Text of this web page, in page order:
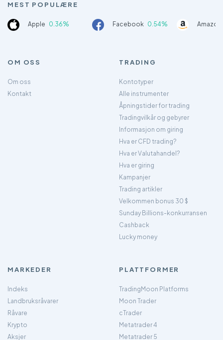
MEST POPULÆRE
Apple 0.36% Facebook 0.54%
OM OSS
Om oss
Kontakt
TRADING
Kontotyper
Alle instrumenter
Åpningstider for trading
Tradingvilkår og gebyrer
Informasjon om giring
Hva er CFD trading?
Hva er Valutahandel?
Hva er giring
Kampanjer
Trading artikler
Velkommen bonus 30 $
Sunday Billions-konkurransen
Cashback
Lucky money
MARKEDER
Indeks
Landbruksråvarer
Råvare
Krypto
Aksjer
PLATTFORMER
TradingMoon Platforms
Moon Trader
cTrader
Metatrader 4
Metatrader 5